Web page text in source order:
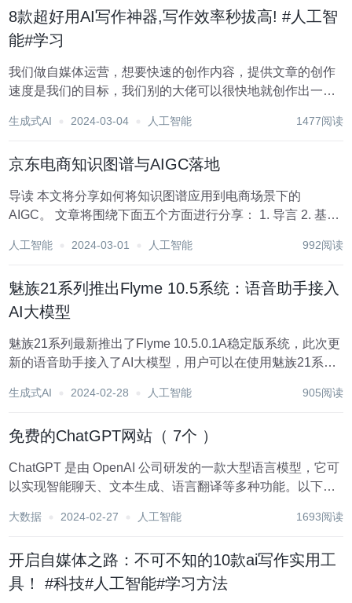
8款超好用AI写作神器,写作效率秒拔高! #人工智
能#学习
我们做自媒体运营，想要快速的创作内容，提供文章的创作
速度是我们的目标，我们别的大佬可以很快地就创作出一篇
作技巧，下面小编就跟大家分享如何利用自媒体工具辅助自
生成式AI 2024-03-04 人工智能 1477阅读
京东电商知识图谱与AIGC落地
导读 本文将分享如何将知识图谱应用到电商场景下的
AIGC。 文章将围绕下面五个方面进行分享： 1. 导言 2. 基于
案生成 4. 基于领域知识图谱的 LLM 5. 基于通用知识图谱的...
人工智能 2024-03-01 人工智能 992阅读
魅族21系列推出Flyme 10.5系统：语音助手接入
AI大模型
魅族21系列最新推出了Flyme 10.5.0.1A稳定版系统，此次更
新的语音助手接入了AI大模型，用户可以在使用魅族21系列
助手小溪接入了AI大模型，支持自然语言对话、文档总结、
生成式AI 2024-02-28 人工智能 905阅读
免费的ChatGPT网站（ 7个 ）
ChatGPT 是由 OpenAI 公司研发的一款大型语言模型，它可
以实现智能聊天、文本生成、语言翻译等多种功能。以下是
行自然语言对话，回答用户的问题，提供相关的信息和建
大数据 2024-02-27 人工智能 1693阅读
开启自媒体之路：不可不知的10款ai写作实用工
具！ #科技#人工智能#学习方法